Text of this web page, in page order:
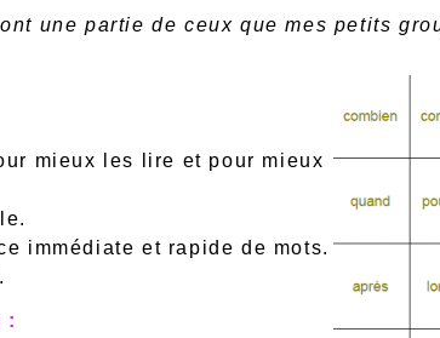
une partie de ceux que mes petits
mieux les lire et pour mieux
immédiate et rapide de mots.
: